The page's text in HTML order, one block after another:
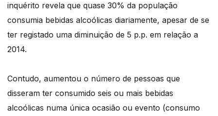
inquérito revela que quase 30% da população
consumia bebidas alcoólicas diariamente, apesar de se
ter registado uma diminuição de 5 p.p. em relação a
2014.
Contudo, aumentou o número de pessoas que
disseram ter consumido seis ou mais bebidas
alcoólicas numa única ocasião ou evento (consumo